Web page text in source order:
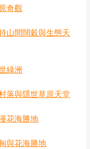
奇觀
山間闊穀與生態天
綠洲
落與隱世草原天堂
花海勝地
與花海勝地